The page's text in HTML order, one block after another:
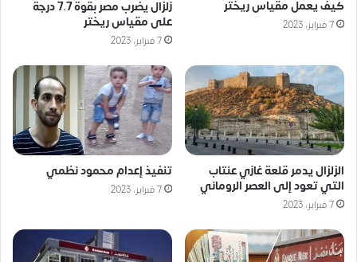
كيف يعمل مقياس ريختر
7 فبراير، 2023
زلزال يضرب مصر بقوة 7.7 درجة
على مقياس ريختر
7 فبراير، 2023
الزلزال يدمر قلعة غازي عنتاب
التي تعود إلى العصر الروماني
7 فبراير، 2023
تنفيذ إعدام محمود نظمي
7 فبراير، 2023